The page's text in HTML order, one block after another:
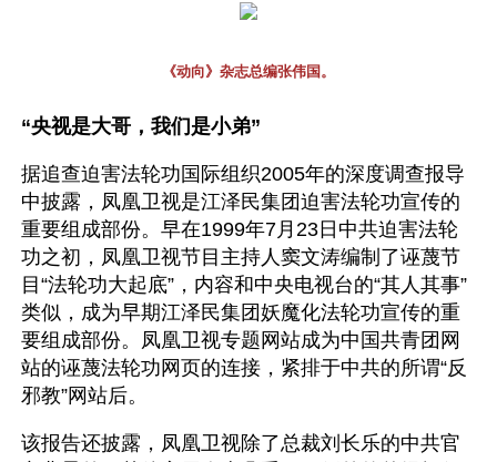
《动向》杂志总编张伟国。
“央视是大哥，我们是小弟”
据追查迫害法轮功国际组织2005年的深度调查报导
中披露，凤凰卫视是江泽民集团迫害法轮功宣传的
重要组成部份。早在1999年7月23日中共迫害法轮
功之初，凤凰卫视节目主持人窦文涛编制了诬蔑节
目“法轮功大起底”，内容和中央电视台的“其人其事”
类似，成为早期江泽民集团妖魔化法轮功宣传的重
要组成部份。凤凰卫视专题网站成为中国共青团网
站的诬蔑法轮功网页的连接，紧排于中共的所谓“反
邪教”网站后。
该报告还披露，凤凰卫视除了总裁刘长乐的中共官